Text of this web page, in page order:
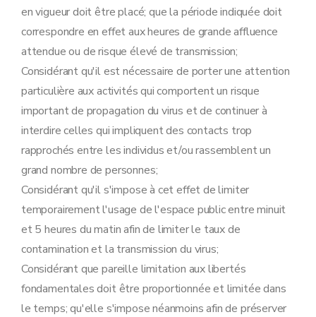
en vigueur doit être placé; que la période indiquée doit
correspondre en effet aux heures de grande affluence
attendue ou de risque élevé de transmission;
Considérant qu'il est nécessaire de porter une attention
particulière aux activités qui comportent un risque
important de propagation du virus et de continuer à
interdire celles qui impliquent des contacts trop
rapprochés entre les individus et/ou rassemblent un
grand nombre de personnes;
Considérant qu'il s'impose à cet effet de limiter
temporairement l'usage de l'espace public entre minuit
et 5 heures du matin afin de limiter le taux de
contamination et la transmission du virus;
Considérant que pareille limitation aux libertés
fondamentales doit être proportionnée et limitée dans
le temps; qu'elle s'impose néanmoins afin de préserver